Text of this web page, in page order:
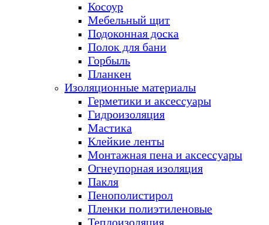
Косоур
Мебельный щит
Подоконная доска
Полок для бани
Горбыль
Планкен
Изоляционные материалы
Герметики и аксессуары
Гидроизоляция
Мастика
Клейкие ленты
Монтажная пена и аксессуары
Огнеупорная изоляция
Пакля
Пенополистирол
Пленки полиэтиленовые
Теплоизоляция